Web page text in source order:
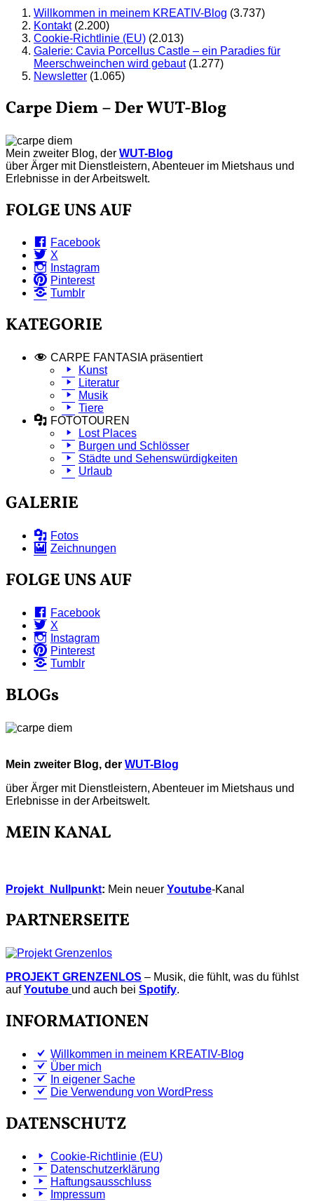
Willkommen in meinem KREATIV-Blog (3.737)
Kontakt (2.200)
Cookie-Richtlinie (EU) (2.013)
Galerie: Cavia Porcellus Castle – ein Paradies für
Meerschweinchen wird gebaut (1.277)
Newsletter (1.065)
Carpe Diem – Der WUT-Blog
Mein zweiter Blog, der WUT-Blog
über Ärger mit Dienstleistern, Abenteuer im Mietshaus und
Erlebnisse in der Arbeitswelt.
FOLGE UNS AUF
Facebook
X
Instagram
Pinterest
Tumblr
KATEGORIE
CARPE FANTASIA präsentiert
Kunst
Literatur
Musik
Tiere
FOTOTOUREN
Lost Places
Burgen und Schlösser
Städte und Sehenswürdigkeiten
Urlaub
GALERIE
Fotos
Zeichnungen
FOLGE UNS AUF
Facebook
X
Instagram
Pinterest
Tumblr
BLOGs
Mein zweiter Blog, der WUT-Blog
über Ärger mit Dienstleistern, Abenteuer im Mietshaus und
Erlebnisse in der Arbeitswelt.
MEIN KANAL
Projekt_Nullpunkt: Mein neuer Youtube-Kanal
PARTNERSEITE
PROJEKT GRENZENLOS – Musik, die fühlt, was du fühlst
aufYoutube und auch bei Spotify.
INFORMATIONEN
Willkommen in meinem KREATIV-Blog
Über mich
In eigener Sache
Die Verwendung von WordPress
DATENSCHUTZ
Cookie-Richtlinie (EU)
Datenschutzerklärung
Haftungsausschluss
Impressum